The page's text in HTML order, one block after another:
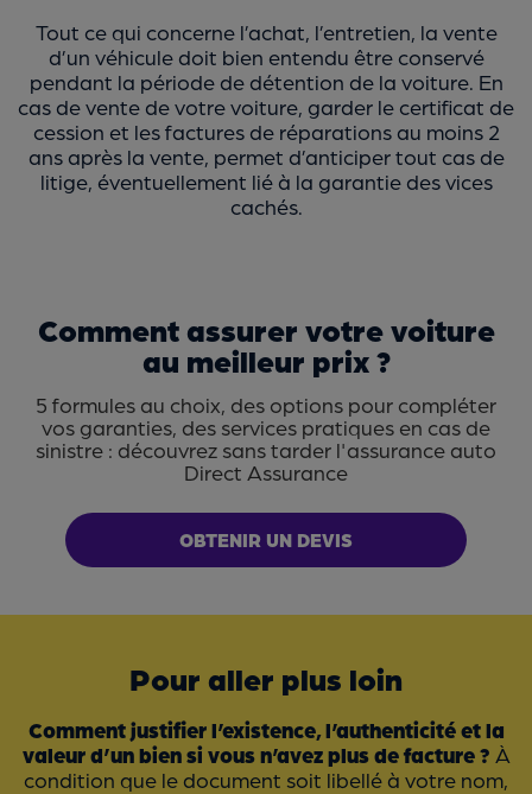
Tout ce qui concerne l’achat, l’entretien, la vente
d’un véhicule doit bien entendu être conservé
pendant la période de détention de la voiture. En
cas de vente de votre voiture, garder le certificat de
cession et les factures de réparations au moins 2
ans après la vente, permet d’anticiper tout cas de
litige, éventuellement lié à la garantie des vices
cachés.
Comment assurer votre voiture
au meilleur prix ?
5 formules au choix, des options pour compléter
vos garanties, des services pratiques en cas de
sinistre : découvrez sans tarder l'assurance auto
Direct Assurance
OBTENIR UN DEVIS
Pour aller plus loin
Comment justifier l’existence, l’authenticité et la
valeur d’un bien si vous n’avez plus de facture ? À
condition que le document soit libellé à votre nom,